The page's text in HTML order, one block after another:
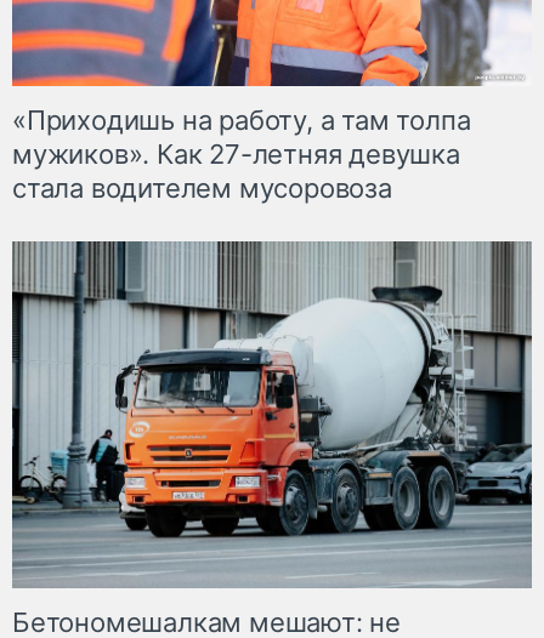
«Приходишь на работу, а там толпа
мужиков». Как 27-летняя девушка
стала водителем мусоровоза
Бетономешалкам мешают: не